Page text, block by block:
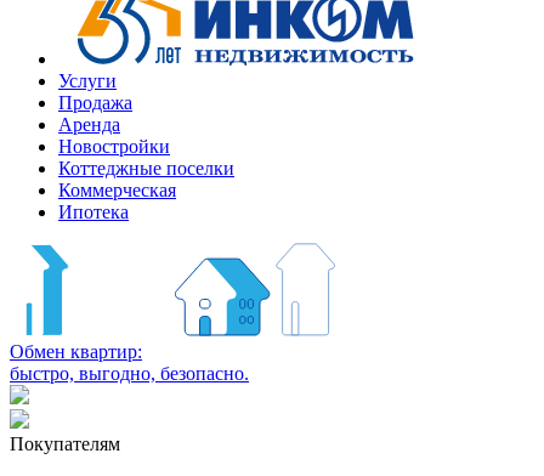
Услуги
Продажа
Аренда
Новостройки
Коттеджные поселки
Коммерческая
Ипотека
Обмен квартир:
быстро, выгодно, безопасно.
Покупателям